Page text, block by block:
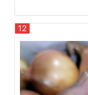
12